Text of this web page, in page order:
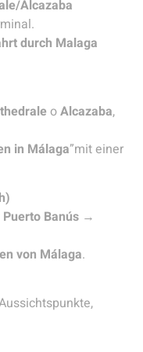
Alcazaba
durch Malaga
oAlcazaba,
in Málaga”mit einer
Puerto Banús →
von Málaga.